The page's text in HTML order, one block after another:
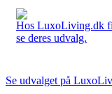
Hos LuxoLiving.dk
se deres udvalg.
Se udvalget på